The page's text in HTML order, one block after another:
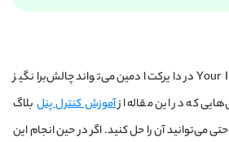
رفع خطای Your IP is blacklisted در دایرکت ادمین می‌تواند چالش‌برانگیز
که در این مقاله ازآموزش کنترل پنل بلاگ
می‌توانید آن را حل کنید. اگر در حین انجام این